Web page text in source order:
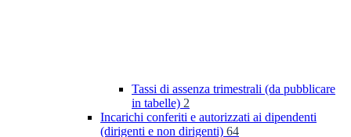
Tassi di assenza trimestrali (da pubblicare
in tabelle) 2
Incarichi conferiti e autorizzati ai dipendenti
(dirigenti e non dirigenti) 64